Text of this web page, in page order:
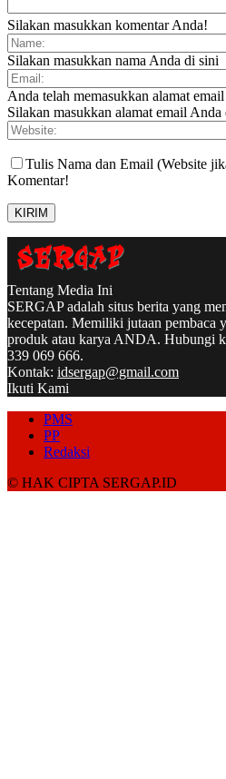
Silakan masukkan komentar Anda!
Silakan masukkan nama Anda di sini
Anda telah memasukkan alamat
Silakan masukkan alamat email Anda
Tulis Nama dan Email (Website
Komentar!
Tentang Media Ini
SERGAP adalah situs berita yang
kecepatan. Memiliki jutaan
produk atau karya ANDA. Hubungi
339 069 666.
Kontak: idsergap@gmail.com
Ikuti Kami
PMS
PP
Redaksi
© HAK CIPTA SERGAP.ID